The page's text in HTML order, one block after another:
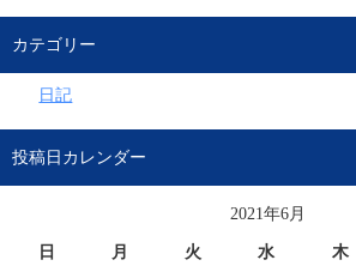
カテゴリー
日記
投稿日カレンダー
2021年6月
日 月 火 水 木